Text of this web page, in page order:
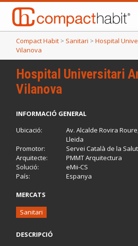
Compact Habit > Sanitari > Hospital
Vilanova
Hospital Universitari
Vilanova
INFORMACIÓ GENERAL
Ubicació:
Av. Alcalde Rovira
Lleida
Promotor:
Servei Català de la Salut
Arquitecte:
PMMT Arquitectura
Solució:
eMii-CS
País:
Espanya
MERCATS
Sanitari
DESCRIPCIÓ